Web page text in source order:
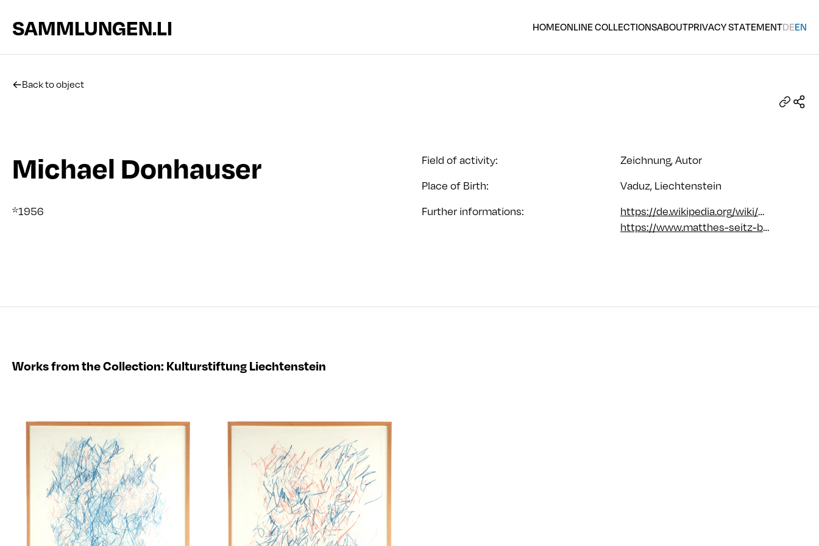
SAMMLUNGEN.LI HOMEONLINE COLLECTIONSABOUTPRIVACY STATEMENTDEEN
Back to object
Michael Donhauser
*1956
Field of activity:
Zeichnung, Autor
Place of Birth:
Vaduz, Liechtenstein
Further informations:
https://de.wikipedia.org/wiki/Michael_Donhauser
https://www.matthes-seitz-berlin.de/autor/michael-donhauser.html
Works from the Collection: Kulturstiftung Liechtenstein